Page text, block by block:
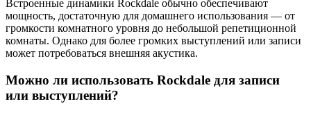
Встроенные динамики Rockdale обычно обеспечивают
мощность, достаточную для домашнего использования — от
громкости комнатного уровня до небольшой репетиционной
комнаты. Однако для более громких выступлений или записи
может потребоваться внешняя акустика.
Можно ли использовать Rockdale для записи
или выступлений?